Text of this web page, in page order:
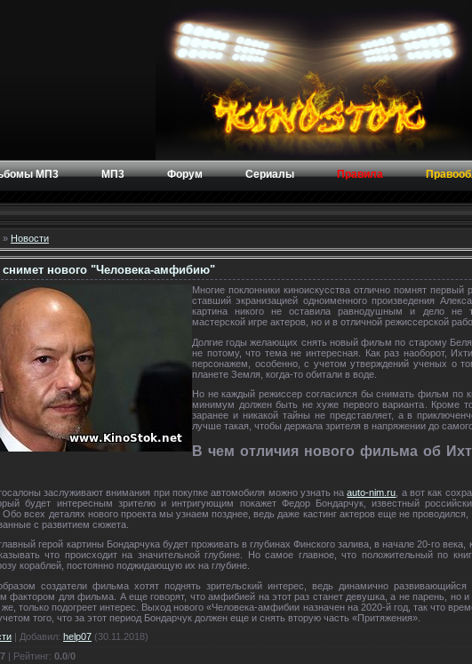
МП3 МП3 Форум Сериалы Правила
» Новости
снимет нового "Человека-амфибию"
Многие поклонники киноискусства отлично помнят
ставший экранизацией одноименного произведения
картина никого не оставила равнодушным и дело не
мастерской игре актеров, но и в отличной режиссерской
Долгие годы желающих снять новый фильм по старому
не потому, что тема не интересная. Как раз наоборот,
персонажем, особенно, с учетом утверждений ученых о
планете Земля, когда-то обитали в воде.
Но не каждый режиссер согласился бы снимать фильм по
минимум должен быть не хуже первого варианта. Кроме
заранее и никакой тайны не представляет, а в
лучше такая, чтобы держала зрителя в напряжении до
В чем отличия нового фильма об
заслуживают внимания при покупке автомобиля можно узнать наauto-nim.ru , а вот как
будет интересным зрителю и интригующим покажет Федор Бондарчук, известный
всех деталях нового проекта мы узнаем позднее, ведь даже кастинг актеров еще не
с развитием сюжета.
герой картины Бондарчука будет проживать в глубинах Финского залива, в начале 20-го
что происходит на значительной глубине. Но самое главное, что положительный по
кораблей, постоянно поджидающую их на глубине.
создатели фильма хотят поднять зрительский интерес, ведь динамично развивающийся
фактором для фильма. А еще говорят, что амфибией на этот раз станет девушка, а не парень, но
же, только подогреет интерес. Выход нового «Человека-амфибии назначен на 2020-й год, так что
того, что за этот период Бондарчук должен еще и снять вторую часть «Притяжения».
| Добавил: help07 (30.11.2018)
| Рейтинг: 0.0/0